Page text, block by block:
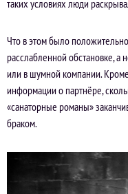
таких условиях люди
Что в этом было
расслабленной обстановке, а
или в шумной компании.
информации о партнёре,
«санаторные романы»
браком.